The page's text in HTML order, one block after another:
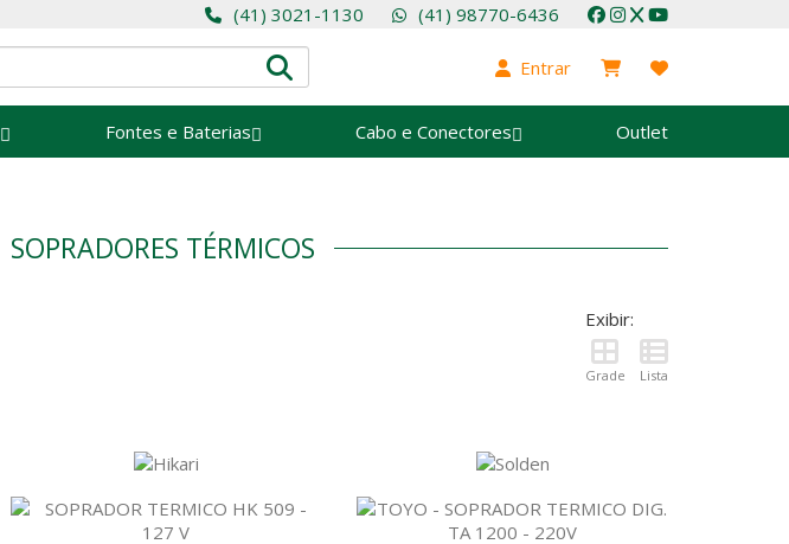
(41) 3021-1130 (41) 98770-6436
Entrar
Fontes e Baterias Cabo e Conectores Outlet
SOPRADORES TÉRMICOS
Exibir:
Grade Lista